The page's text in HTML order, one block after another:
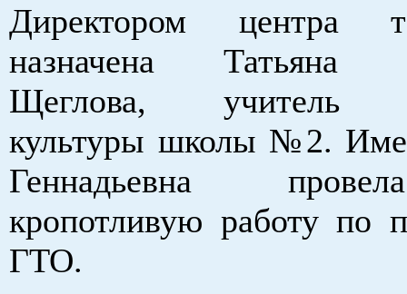
Директором центра
назначена Татьяна
Щеглова, учитель
культуры школы №2.
Геннадьевна
кропотливую работу по
ГТО.